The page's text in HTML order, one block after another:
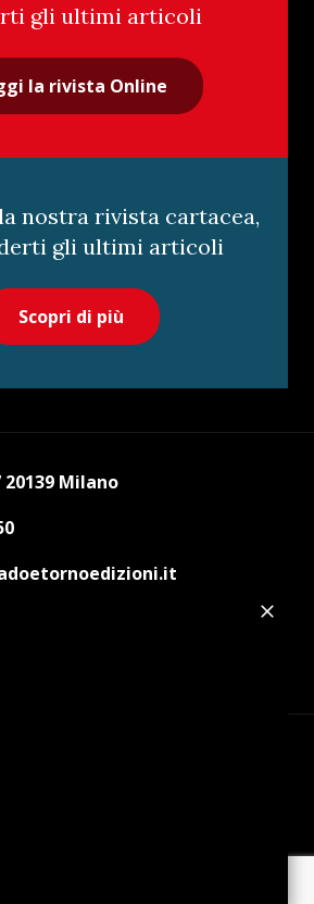
gli ultimi articoli
la rivista Online
nostra rivista cartacea,
gli ultimi articoli
Scopri di più
Milano